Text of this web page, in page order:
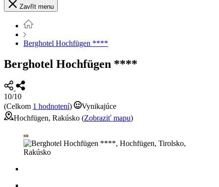
Zavřít menu
Berghotel Hochfügen ****
Berghotel Hochfügen ****
10/10
(Celkom 1 hodnotení)
Vynikajúce
Hochfügen, Rakúsko (Zobraziť mapu)